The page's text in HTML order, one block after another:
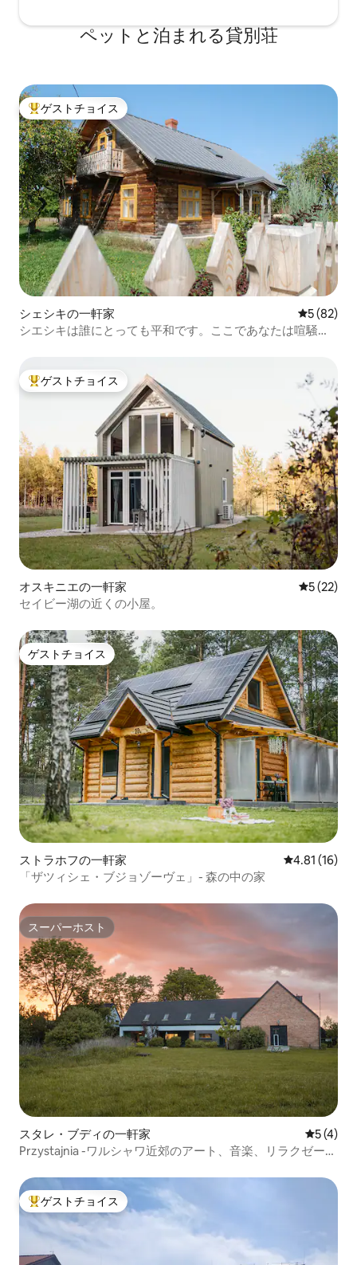
ペットと泊まれる貸別荘
大好評のゲストチョイスです。
ゲストチョイス
シェシキの一軒家 レビュー
5 (82)
シエシキは誰にとっても平和です。ここであなたは喧騒か
大好評のゲストチョイスです。
ゲストチョイス
オスキニエの一軒家 レビュー
5 (22)
セイビー湖の近くの小屋。
ゲストチョイス
ゲストチョイス
ストラホフの一軒家 レビュー16
4.81 (16)
「ザツィシェ・ブジョゾーヴェ」- 森の中の家
スーパーホスト
スーパーホスト
スタレ・ブディの一軒家 レビュー
5 (4)
Przystajnia -ワルシャワ近郊のアート、音楽、リラクゼーシ
大好評のゲストチョイスです。
ゲストチョイス